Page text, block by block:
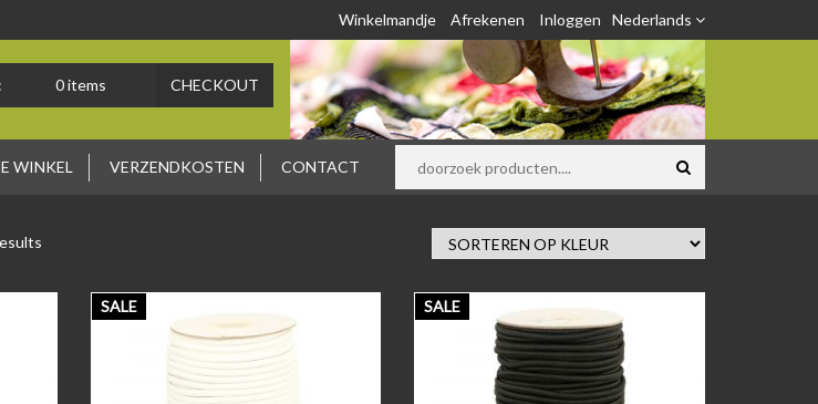
Nederlands
Winkelmandje Afrekenen Inloggen
0items CHECKOUT
WINKEL VERZENDKOSTEN CONTACT
SALE SALE